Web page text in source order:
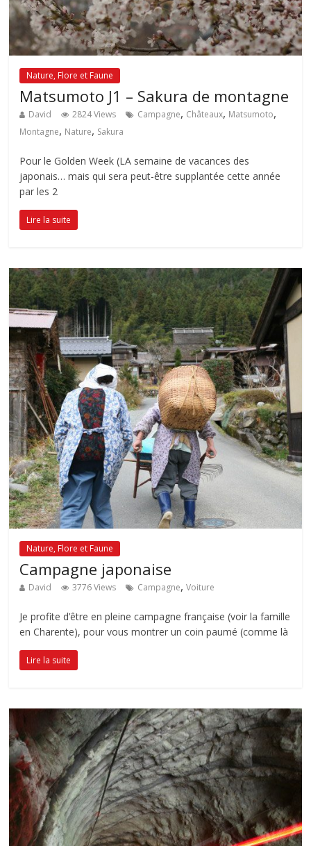
Nature, Flore et Faune
Matsumoto J1 – Sakura de montagne
David 2824 Views Campagne, Châteaux, Matsumoto,
Montagne, Nature, Sakura
Pour le Golden Week (LA semaine de vacances des
japonais… mais qui sera peut-être supplantée cette année
par les 2
Lire la suite
Nature, Flore et Faune
Campagne japonaise
David 3776 Views Campagne,Voiture
Je profite d’être en pleine campagne française (voir la famille
en Charente), pour vous montrer un coin paumé (comme là
Lire la suite